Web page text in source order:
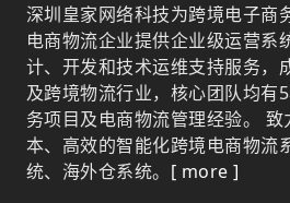
深圳皇家网络科技为跨境电子商
电商物流企业提供企业级运营系
计、开发和技术运维支持服务，
及跨境物流行业，核心团队均有
务项目及电商物流管理经验。
本、高效的智能化跨境电商物流
统、海外仓系统。 [ more ]